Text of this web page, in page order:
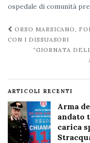
ospedale di comunità
Navigazione
post
ORSO MARSICANO,
CON I DISSUASORI
“GIORNATA
ARTICOLI RECENTI
Arma
andato
carica